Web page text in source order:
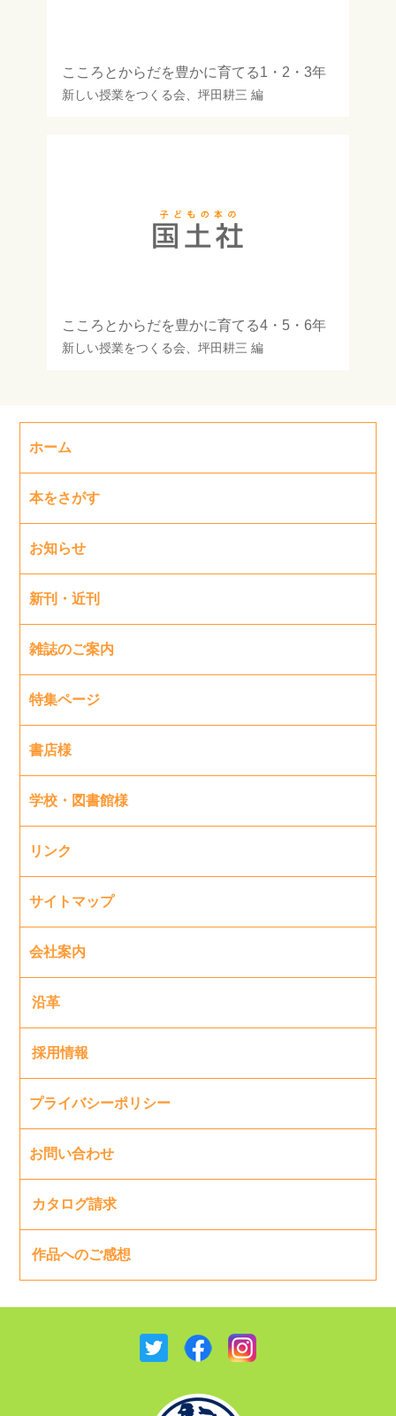
こころとからだを豊かに育てる1・2・3年
新しい授業をつくる会 坪田耕三 編
こころとからだを豊かに育てる4・5・6年
新しい授業をつくる会 坪田耕三 編
ホーム
本をさがす
お知らせ
新刊・近刊
雑誌のご案内
特集ページ
書店様
学校・図書館様
リンク
サイトマップ
会社案内
沿革
採用情報
プライバシーポリシー
お問い合わせ
カタログ請求
作品へのご感想